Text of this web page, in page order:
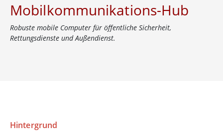
Mobilkommunikations-Hub
Robuste mobile Computer für öffentliche Sicherheit,
Rettungsdienste und Außendienst.
Hintergrund